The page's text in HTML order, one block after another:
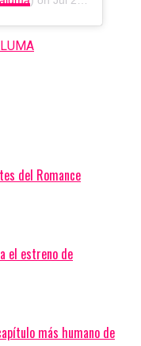
del Romance
el estreno de
más humano de